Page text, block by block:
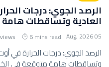
الرصد الجوي: درجات
العادية وتساقطات
05 Aug, 2026
6 mins read
الرصد الجوي: درجات الحرارة في
وتساقطات هامة متوقعة في